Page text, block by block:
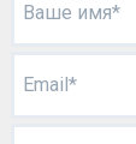
Ваше имя*
Email*